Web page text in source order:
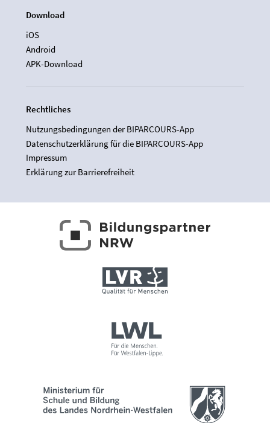
Download
iOS
Android
APK-Download
Rechtliches
Nutzungsbedingungen der BIPARCOURS-App
Datenschutzerklärung für die BIPARCOURS-App
Impressum
Erklärung zur Barrierefreiheit